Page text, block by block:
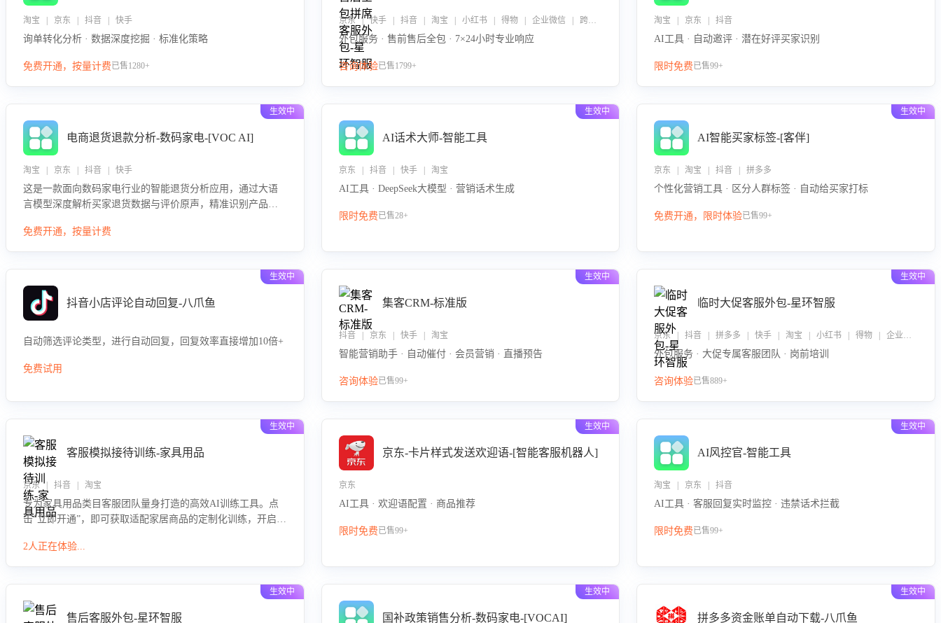
淘宝 | 京东 | 抖音 | 快手
询单转化分析 · 数据深度挖掘 · 标准化策略
免费开通，按量计费已售1280+
京东 | 快手 | 抖音 | 淘宝 | 小红书 | 得物 | 企业微信 | 跨平台
外包服务 · 售前售后全包 · 7×24小时专业响应
咨询体验已售1799+
淘宝 | 京东 | 抖音
AI工具 · 自动邀评 · 潜在好评买家识别
限时免费已售99+
生效中
电商退货退款分析-数码家电-[VOC AI]
淘宝 | 京东 | 抖音 | 快手
这是一款面向数码家电行业的智能退货分析应用，通过大语
言模型深度解析买家退货数据与评价原声，精准识别产品质
改进建议，通过挖掘用户痛点驱动产品迭代，从根本上降低
免费开通，按量计费
生效中
AI话术大师-智能工具
京东 | 抖音 | 快手 | 淘宝
AI工具 · DeepSeek大模型 · 营销话术生成
限时免费已售28+
生效中
AI智能买家标签-[客伴]
京东 | 淘宝 | 抖音 | 拼多多
个性化营销工具 · 区分人群标签 · 自动给买家打标
免费开通，限时体验已售99+
生效中
抖音小店评论自动回复-八爪鱼
自动筛选评论类型，进行自动回复，回复效率直接增加10倍+
免费试用
生效中
集客CRM-标准版
抖音 | 京东 | 快手 | 淘宝
智能营销助手 · 自动催付 · 会员营销 · 直播预告
咨询体验已售99+
生效中
临时大促客服外包-星环智服
京东 | 抖音 | 拼多多 | 快手 | 淘宝 | 小红书 | 得物 | 企业微信
外包服务 · 大促专属客服团队 · 岗前培训
咨询体验已售889+
生效中
客服模拟接待训练-家具用品
京东 | 抖音 | 淘宝
专为家具用品类目客服团队量身打造的高效AI训练工具。点
击“立即开通”，即可获取适配家居商品的定制化训练，开启模
尺寸参数咨询等高频场景下的专业应对能力。
2人正在体验...
生效中
京东-卡片样式发送欢迎语-[智能客服机器人]
京东
AI工具 · 欢迎语配置 · 商品推荐
限时免费已售99+
生效中
AI风控官-智能工具
淘宝 | 京东 | 抖音
AI工具 · 客服回复实时监控 · 违禁话术拦截
限时免费已售99+
生效中
售后客服外包-星环智服
生效中
国补政策销售分析-数码家电-[VOCAI]
生效中
拼多多资金账单自动下载-八爪鱼